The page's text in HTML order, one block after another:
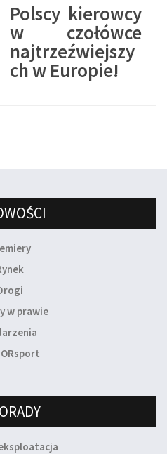
Polscy kierowcy
w czołówce
najtrzeźwiejszy
ch w Europie!
w prawie